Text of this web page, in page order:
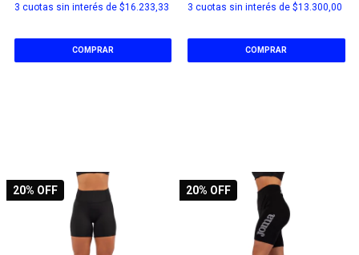
3 cuotas sin interés de $16.233,33
COMPRAR
3 cuotas sin interés de $13.300,00
COMPRAR
20% OFF 20% OFF